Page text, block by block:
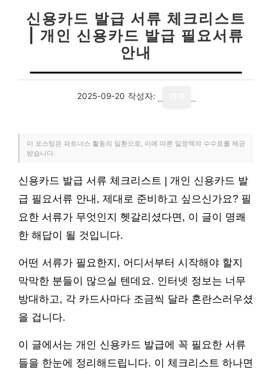
신용카드 발급 서류 체크리스트
| 개인 신용카드 발급 필요서류
안내
2025-09-20 작성자:
이 포스팅은 파트너스 활동의 일환으로, 이에 따른 일정액의 수수료를 제공
받습니다.
신용카드 발급 서류 체크리스트 | 개인 신용카드 발
급 필요서류 안내, 제대로 준비하고 싶으신가요? 필
요한 서류가 무엇인지 헷갈리셨다면, 이 글이 명쾌
한 해답이 될 것입니다.
어떤 서류가 필요한지, 어디서부터 시작해야 할지
막막한 분들이 많으실 텐데요. 인터넷 정보는 너무
방대하고, 각 카드사마다 조금씩 달라 혼란스러우셨
을 겁니다.
이 글에서는 개인 신용카드 발급에 꼭 필요한 서류
들을 한눈에 정리해드립니다. 이 체크리스트 하나면